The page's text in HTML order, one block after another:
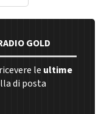
GOLD
le ultime
di posta